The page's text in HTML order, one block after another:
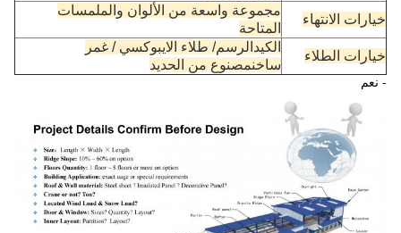
خيارات الانتهاء
مجموعة واسعة من الألوان والملمسات
المتاحة
خيارات الطلاء
الكيد الرسم/ طلاء الايبوكسي / غمر
ساخنمصنوع من الحديد
- نعم